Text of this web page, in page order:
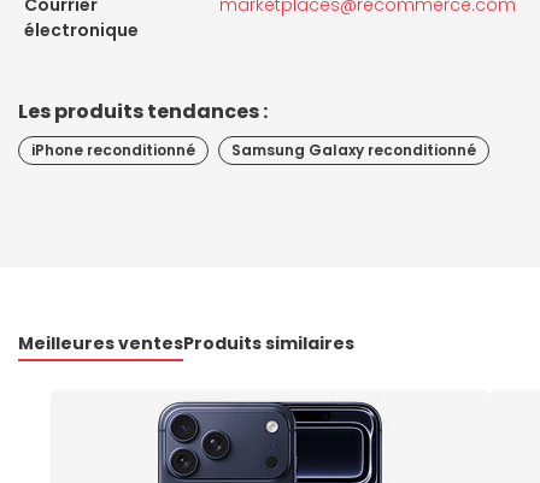
Courrier
électronique
marketplaces@recommerce.com
Les produits tendances :
iPhone reconditionné Samsung Galaxy reconditionné
Meilleures ventesProduits similaires